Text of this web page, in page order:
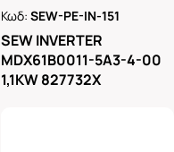
Κωδ:SEW-PE-IN-151
SEW INVERTER
MDX61B0011-5A3-4-00
1,1KW 827732X